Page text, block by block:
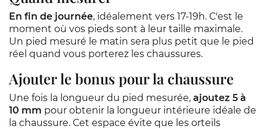
En fin de journée, idéalement vers 17-19h. C'est le
moment où vos pieds sont à leur taille maximale.
Un pied mesuré le matin sera plus petit que le pied
réel quand vous porterez les chaussures.
Ajouter le bonus pour la chaussure
Une fois la longueur du pied mesurée, ajoutez 5 à
10 mm pour obtenir la longueur intérieure idéale de
la chaussure. Cet espace évite que les orteils